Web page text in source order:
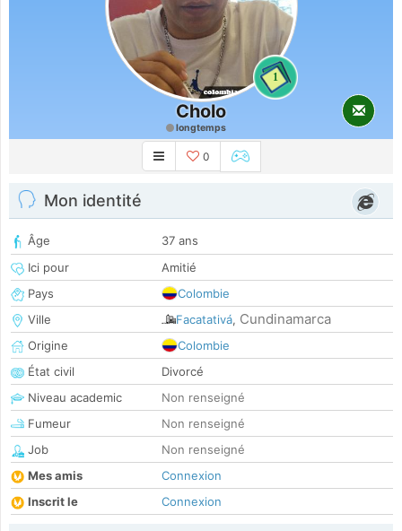
1
Cholo
longtemps
0
Mon identité
Âge
37 ans
Ici pour
Amitié
Pays
Colombie
Ville
Facatativá, Cundinamarca
Origine
Colombie
État civil
Divorcé
Niveau academic
Non renseigné
Fumeur
Non renseigné
Job
Non renseigné
Mes amis
Connexion
Inscrit le
Connexion